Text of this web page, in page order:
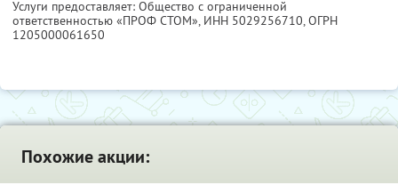
Услуги предоставляет: Общество с ограниченной
ответственностью «ПРОФ СТОМ», ИНН 5029256710, ОГРН
1205000061650
Похожие акции: